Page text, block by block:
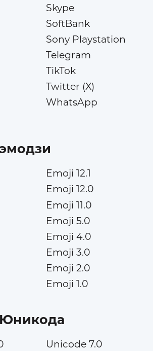
Skype
SoftBank
Sony Playstation
Telegram
TikTok
Twitter (X)
WhatsApp
Emoji 12.1
Emoji 12.0
Emoji 11.0
Emoji 5.0
Emoji 4.0
Emoji 3.0
Emoji 2.0
Emoji 1.0
Unicode 7.0